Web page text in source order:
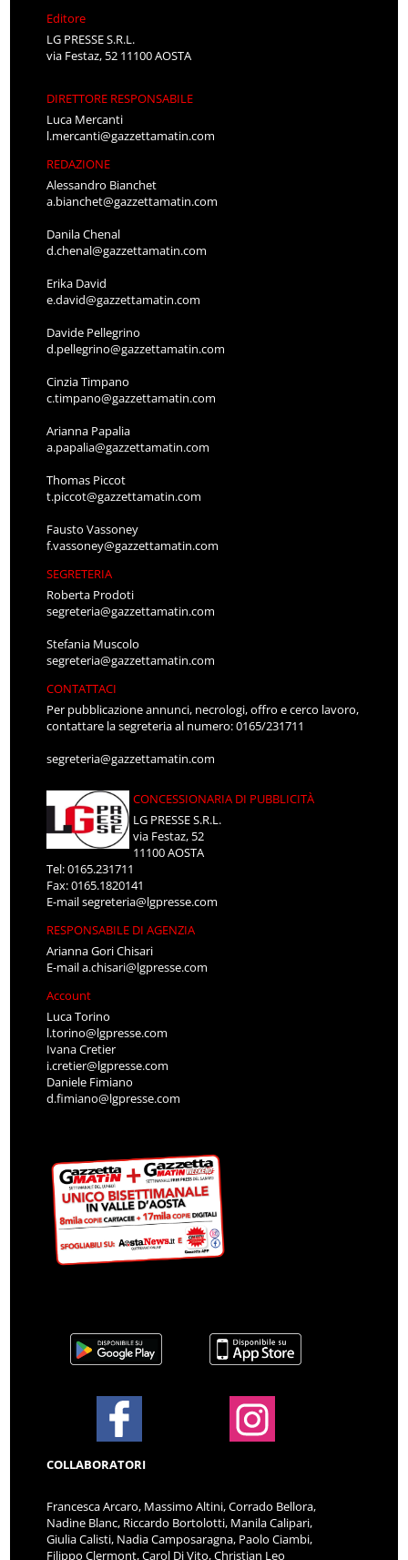
Editore
LG PRESSE S.R.L.
via Festaz, 52 11100 AOSTA
DIRETTORE RESPONSABILE
Luca Mercanti
l.mercanti@gazzettamatin.com
REDAZIONE
Alessandro Bianchet
a.bianchet@gazzettamatin.com
Danila Chenal
d.chenal@gazzettamatin.com
Erika David
e.david@gazzettamatin.com
Davide Pellegrino
d.pellegrino@gazzettamatin.com
Cinzia Timpano
c.timpano@gazzettamatin.com
Arianna Papalia
a.papalia@gazzettamatin.com
Thomas Piccot
t.piccot@gazzettamatin.com
Fausto Vassoney
f.vassoney@gazzettamatin.com
SEGRETERIA
Roberta Prodoti
segreteria@gazzettamatin.com
Stefania Muscolo
segreteria@gazzettamatin.com
CONTATTACI
Per pubblicazione annunci, necrologi, offro e cerco lavoro,
contattare la segreteria al numero: 0165/231711
segreteria@gazzettamatin.com
CONCESSIONARIA DI PUBBLICITÀ
LG PRESSE S.R.L.
via Festaz, 52
11100 AOSTA
Tel: 0165.231711
Fax: 0165.1820141
E-mailsegreteria@lgpresse.com
RESPONSABILE DI AGENZIA
Arianna Gori Chisari
E-maila.chisari@lgpresse.com
Account
Luca Torino
l.torino@lgpresse.com
Ivana Cretier
i.cretier@lgpresse.com
Daniele Fimiano
d.fimiano@lgpresse.com
COLLABORATORI
Francesca Arcaro, Massimo Altini, Corrado Bellora,
Nadine Blanc, Riccardo Bortolotti, Manila Calipari,
Giulia Calisti, Nadia Camposaragna, Paolo Ciambi,
Filippo Clermont, Carol Di Vito, Christian Leo